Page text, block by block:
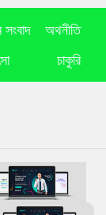
অথনীতি
চাকুরি